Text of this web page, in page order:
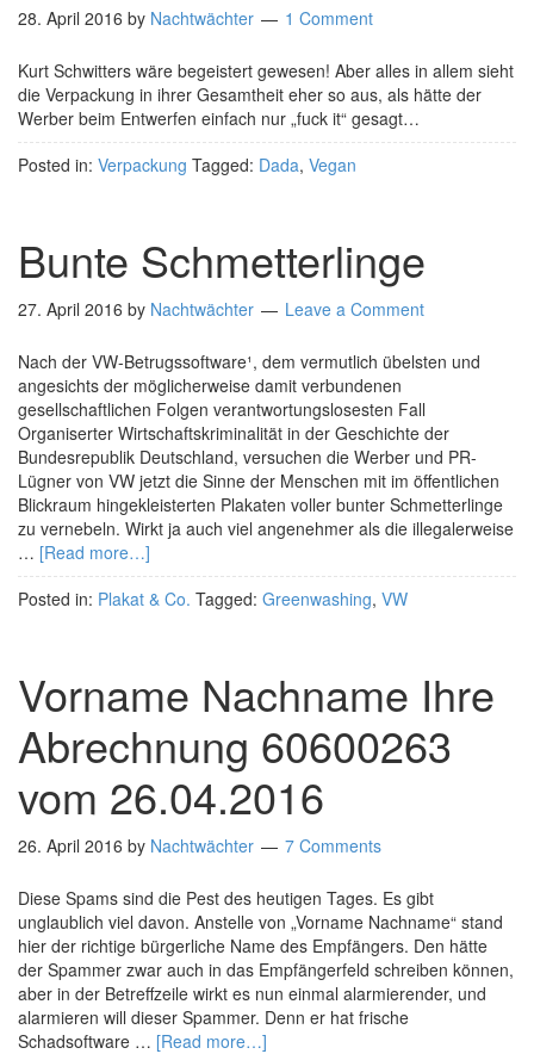
28. April 2016 by Nachtwächter 1 Comment
Kurt Schwitters wäre begeistert gewesen! Aber alles in allem sieht
die Verpackung in ihrer Gesamtheit eher so aus, als hätte der
Werber beim Entwerfen einfach nur „fuck it“ gesagt…
Posted in: Verpackung Tagged: Dada, Vegan
Bunte Schmetterlinge
27. April 2016 by Nachtwächter Leave a Comment
Nach der VW-Betrugssoftware¹, dem vermutlich übelsten und
angesichts der möglicherweise damit verbundenen
gesellschaftlichen Folgen verantwortungslosesten Fall
Organiserter Wirtschaftskriminalität in der Geschichte der
Bundesrepublik Deutschland, versuchen die Werber und PR-
Lügner von VW jetzt die Sinne der Menschen mit im öffentlichen
Blickraum hingekleisterten Plakaten voller bunter Schmetterlinge
zu vernebeln. Wirkt ja auch viel angenehmer als die illegalerweise
… [Read more…]
Posted in: Plakat & Co. Tagged: Greenwashing, VW
Vorname Nachname Ihre
Abrechnung 60600263
vom 26.04.2016
26. April 2016 by Nachtwächter 7 Comments
Diese Spams sind die Pest des heutigen Tages. Es gibt
unglaublich viel davon. Anstelle von „Vorname Nachname“ stand
hier der richtige bürgerliche Name des Empfängers. Den hätte
der Spammer zwar auch in das Empfängerfeld schreiben können,
aber in der Betreffzeile wirkt es nun einmal alarmierender, und
alarmieren will dieser Spammer. Denn er hat frische
Schadsoftware … [Read more…]